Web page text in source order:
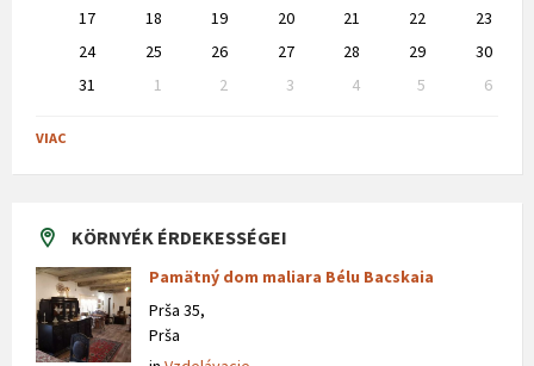
17 18 19 20 21 22
23
24
25 26 27 28 29
30
31
1 2 3 4 5
6
to
calendar
VIAC
KÖRNYÉK ÉRDEKESSÉGEI
Pamätný dom maliara Bélu Bacskaia
Prša 35,
Prša